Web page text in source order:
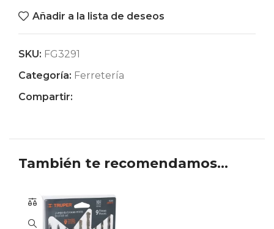
Añadir a la lista de deseos
SKU: FG3291
Categoría: Ferretería
Compartir:
También te recomendamos…